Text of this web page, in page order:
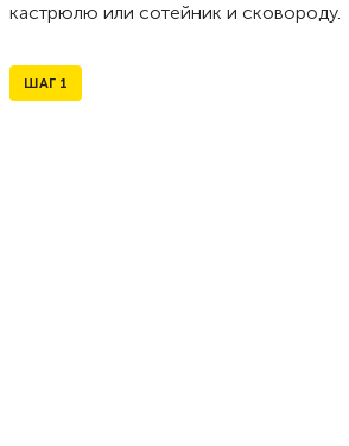
кастрюлю или сотейник и сковороду.
ШАГ 1